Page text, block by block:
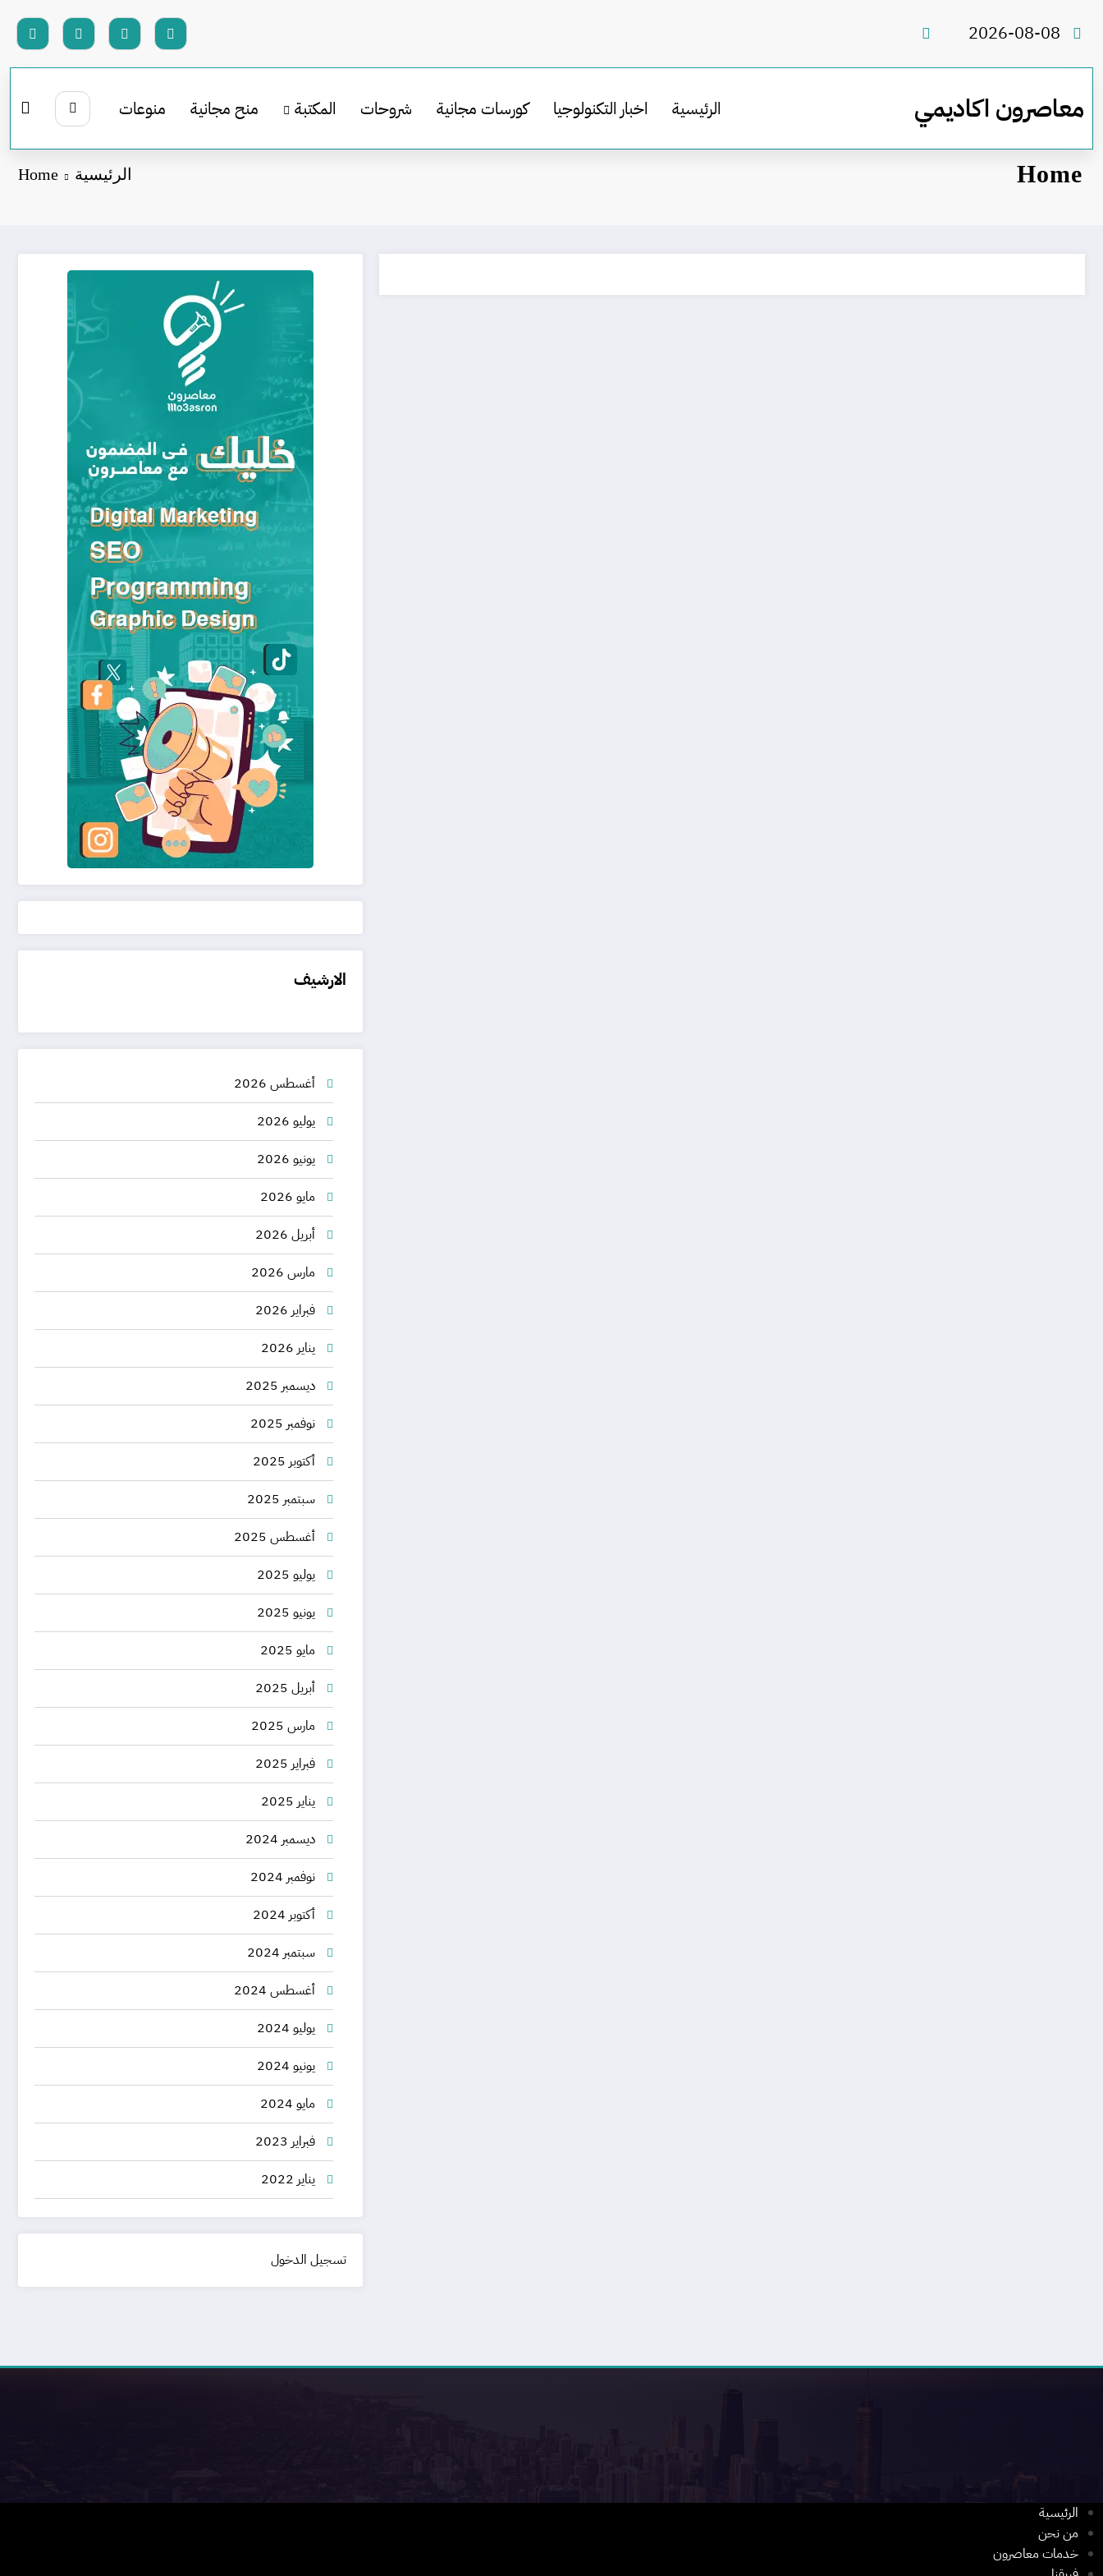
2026-08-08
معاصرون اكاديمي الرئيسية اخبار التكنولوجيا كورسات مجانية شروحات المكتبة منح مجانية منوعات
Home الرئيسية Home
الارشيف
أغسطس 2026
يوليو 2026
يونيو 2026
مايو 2026
أبريل 2026
مارس 2026
فبراير 2026
يناير 2026
ديسمبر 2025
نوفمبر 2025
أكتوبر 2025
سبتمبر 2025
أغسطس 2025
يوليو 2025
يونيو 2025
مايو 2025
أبريل 2025
مارس 2025
فبراير 2025
يناير 2025
ديسمبر 2024
نوفمبر 2024
أكتوبر 2024
سبتمبر 2024
أغسطس 2024
يوليو 2024
يونيو 2024
مايو 2024
فبراير 2023
يناير 2022
تسجيل الدخول
الرئيسية
من نحن
خدمات معاصرون